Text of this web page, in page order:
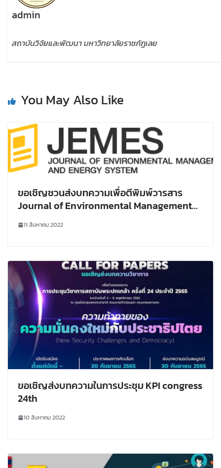
admin
สถาบันวิจัยและพัฒนา มหาวิทยาลัยราชภัฏเลย
You May Also Like
ขอเชิญชวนส่งบทความเพื่อตีพิมพ์วารสาร
Journal of Environmental Management
11 สิงหาคม 2022
ขอเชิญส่งบทความในการประชุม KPI congress
24th
10 สิงหาคม 2022